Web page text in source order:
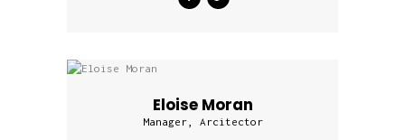
Eloise Moran
Manager, Arcitector